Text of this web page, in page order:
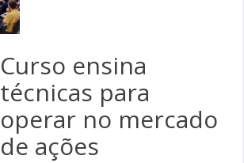
Curso ensina
técnicas para
operar no mercado
de ações